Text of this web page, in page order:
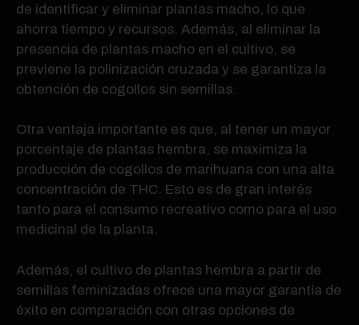
de identificar y eliminar plantas macho, lo que
ahorra tiempo y recursos. Además, al eliminar la
presencia de plantas macho en el cultivo, se
previene la polinización cruzada y se garantiza la
obtención de cogollos sin semillas.
Otra ventaja importante es que, al tener un mayor
porcentaje de plantas hembra, se maximiza la
producción de cogollos de marihuana con una alta
concentración de THC. Esto es de gran interés
tanto para el consumo recreativo como para el uso
medicinal de la planta.
Además, el cultivo de plantas hembra a partir de
semillas feminizadas ofrece una mayor garantía de
éxito en comparación con otras opciones de